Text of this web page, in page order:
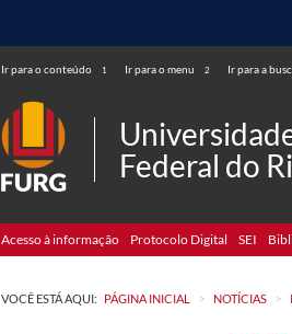
Ir para o conteúdo 1 Ir para o menu 2 Ir para a
Federal do
Acesso à informação Protocolo Digital SEI
VOCÊ ESTÁ AQUI: PÁGINA INICIAL > NOTÍCIAS >